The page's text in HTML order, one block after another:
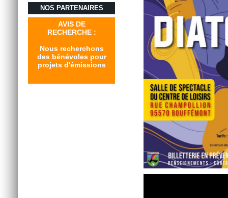
NOS PARTENAIRES
AVIS DE
RECHERCHE :
Nous recherchons
des bénévoles pour
projets d'émissions